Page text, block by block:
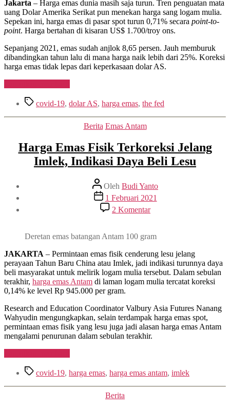
Minat
Borong?
Jakarta – Harga emas dunia masih saja turun. Tren penguatan mata
uang Dolar Amerika Serikat pun menekan harga sang logam mulia.
Sepekan ini, harga emas di pasar spot turun 0,71% secara point-to-
point. Harga bertahan di kisaran US$ 1.700/troy ons.
Sepanjang 2021, emas sudah anjlok 8,65 persen. Jauh memburuk
dibandingkan tahun lalu di mana harga naik lebih dari 25%. Koreksi
harga emas tidak lepas dari keperkasaan dolar AS.
Turun
Nih,
Minat
Tag covid-19, dolar AS, harga emas, the fed
Kategori
Berita Emas Antam
Harga Emas Fisik Terkoreksi Jelang
Imlek, Indikasi Daya Beli Lesu
Penulis
artikel
Oleh Budi Yanto
Tanggal
artikel
1 Februari 2021
2 Komentarpada
Harga
Fisik
Jelang
Imlek,
Indikasi
Daya
Deretan emas batangan Antam 100 gram
JAKARTA – Permintaan emas fisik cenderung lesu jelang
perayaan Tahun Baru China atau Imlek, jadi indikasi turunnya daya
beli masyarakat untuk melirik logam mulia tersebut. Dalam sebulan
terakhir, harga emas Antam di laman logam mulia tercatat koreksi
0,14% ke level Rp 945.000 per gram.
Research and Education Coordinator Valbury Asia Futures Nanang
Wahyudin mengungkapkan, selain terdampak harga emas spot,
permintaan emas fisik yang lesu juga jadi alasan harga emas Antam
mengalami penurunan dalam sebulan terakhir.
Fisik
Jelang
Tag covid-19, harga emas, harga emas antam, imlek
Kategori
Berita